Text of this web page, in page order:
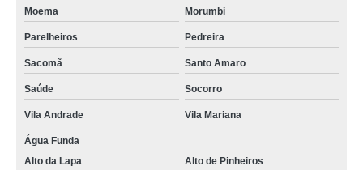
Moema Morumbi
Parelheiros Pedreira
Sacomã Santo Amaro
Saúde Socorro
Vila Andrade Vila Mariana
Água Funda
Alto da Lapa
Alto de Pinheiros